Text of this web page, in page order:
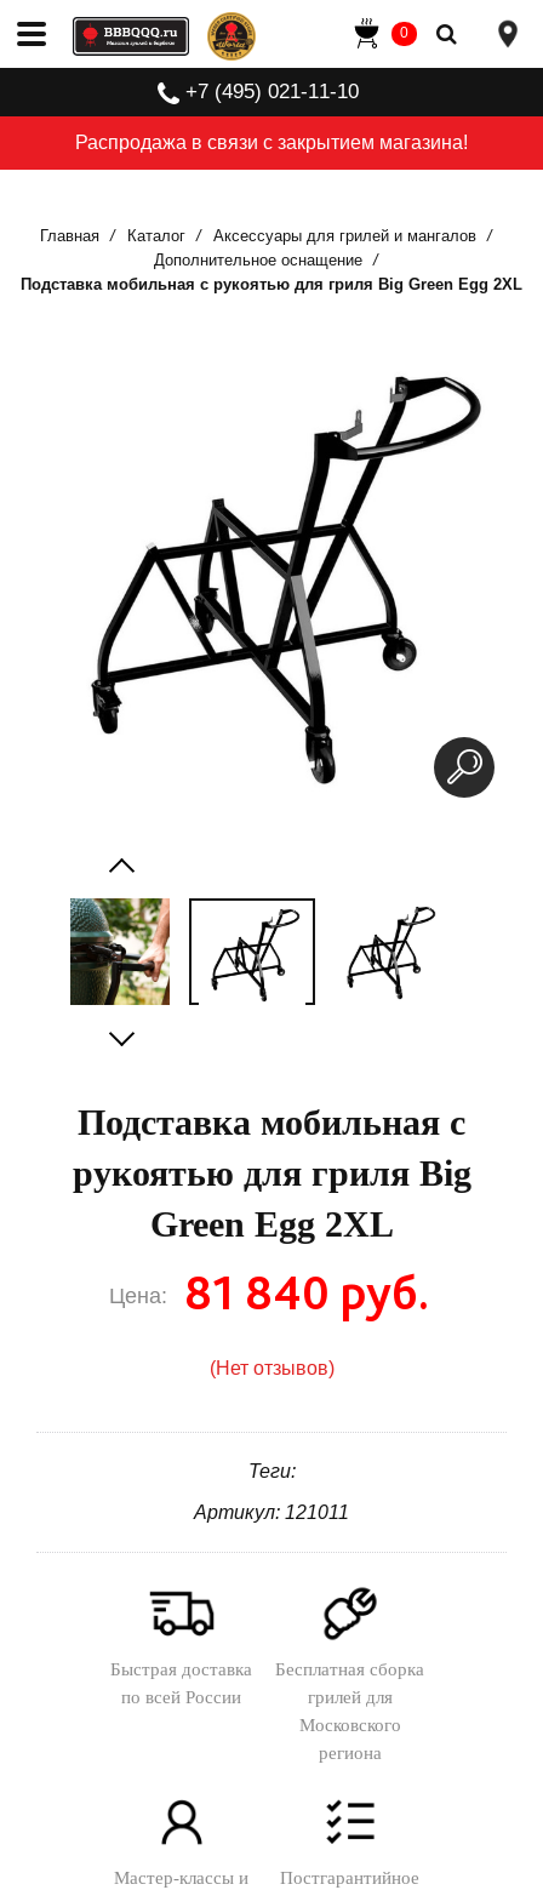
Распродажа в связи с закрытием магазина!
+7 (495) 021-11-10
0
Главная Каталог
Аксессуары для грилей и мангалов
Дополнительное оснащение
Подставка мобильная с рукоятью для гриля Big Green Egg 2XL
Подставка мобильная с
рукоятью для гриля Big
Green Egg 2XL
Цена: 81 840 руб.
(Нет отзывов)
Теги:
Артикул: 121011
Быстрая доставка
по всей России
Бесплатная сборка
грилей для
Московского
региона
Мастер-классы и
Постгарантийное